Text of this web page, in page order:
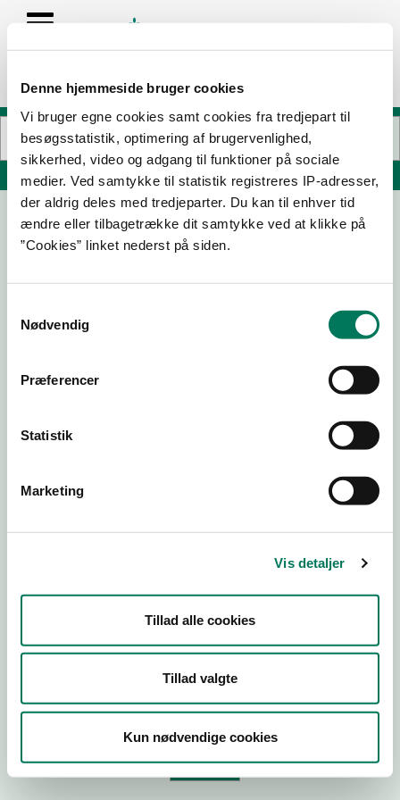
Denne hjemmeside bruger cookies
Vi bruger egne cookies samt cookies fra tredjepart til
besøgsstatistik, optimering af brugervenlighed,
sikkerhed, video og adgang til funktioner på sociale
medier. Ved samtykke til statistik registreres IP-adresser,
der aldrig deles med tredjeparter. Du kan til enhver tid
ændre eller tilbagetrække dit samtykke ved at klikke på
”Cookies” linket nederst på siden.
Nødvendig
Præferencer
Statistik
Marketing
Vis detaljer
Tillad alle cookies
Tillad valgte
Kun nødvendige cookies
Søg på adresse, postnummer, by, firmanavn
Virksomhedstype
ID-nummer
P-nr
Tilføj smiley til dit website
Kopier link til at indsætte på virksomhedens hjemmeside